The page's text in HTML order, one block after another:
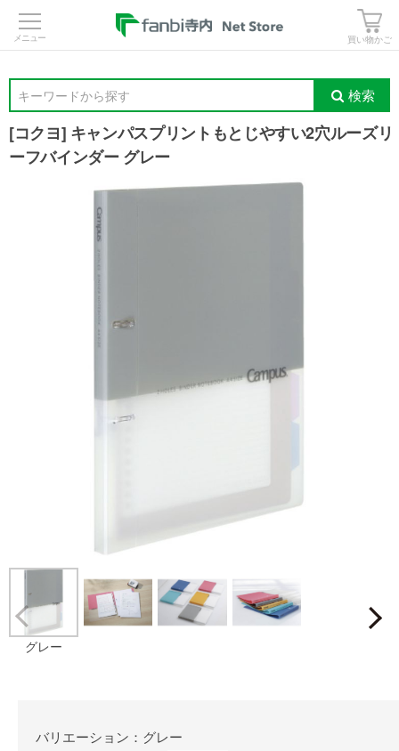
買い物かご
キーワードから探す 検索
[コクヨ] キャンパスプリントもとじやすい2穴ルーズリ
ーフバインダー グレー
グレー
Prev
バリエーション：グレー